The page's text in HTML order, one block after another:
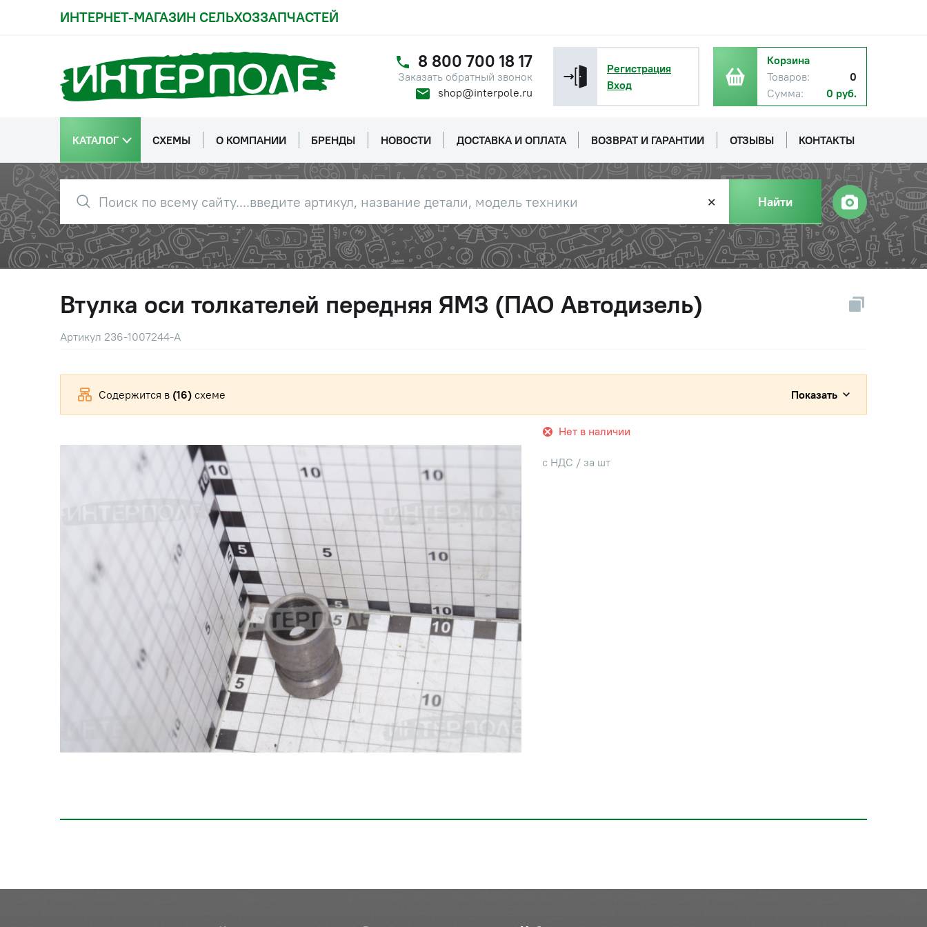
ИНТЕРНЕТ-МАГАЗИН СЕЛЬХОЗЗАПЧАСТЕЙ
8 800 700 18 17
Заказать обратный звонок
shop@interpole.ru
Регистрация
Вход
Корзина
Товаров:
0
Сумма:
0 руб.
КАТАЛОГ СХЕМЫ О КОМПАНИИ БРЕНДЫ НОВОСТИ ДОСТАВКА И ОПЛАТА ВОЗВРАТ И ГАРАНТИИ ОТЗЫВЫ КОНТАКТЫ
✕ Найти
Втулка оси толкателей передняя ЯМЗ (ПАО Автодизель)
Артикул 236-1007244-А
Нет в наличии
с НДС / за шт
Содержится в (16) схеме Показать